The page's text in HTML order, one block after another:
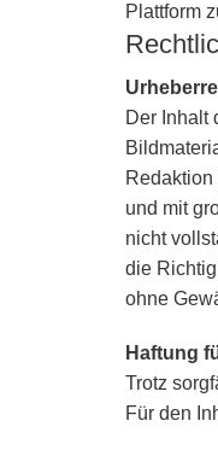
Plattform
Der Inhalt
und mit
nicht
die
ohne
Haftung
Trotz
Für den